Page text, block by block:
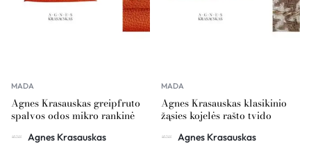
MADA
Agnes Krasauskas greipfruto
spalvos odos mikro rankinė
Agnes Krasauskas
MADA
Agnes Krasauskas klasikinio
žąsies kojelės rašto tvido
Agnes Krasauskas